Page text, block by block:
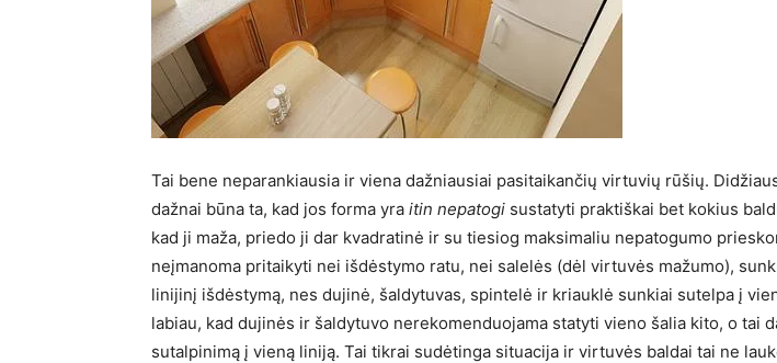
Tai bene neparankiausia ir viena dažniausiai pasitaikančių virtuvių rūšių.
dažnai būna ta, kad jos forma yra itin nepatogi sustatyti praktiškai bet kokius
kad ji maža, priedo ji dar kvadratinė ir su tiesiog maksimaliu nepatogumo
neįmanoma pritaikyti nei išdėstymo ratu, nei salelės (dėl virtuvės mažumo),
linijinį išdėstymą, nes dujinė, šaldytuvas, spintelė ir kriauklė sunkiai sutelpa į
labiau, kad dujinės ir šaldytuvo nerekomenduojama statyti vieno šalia kito, o tai
sutalpinimą į vieną liniją. Tai tikrai sudėtinga situacija ir virtuvės baldai tai ne